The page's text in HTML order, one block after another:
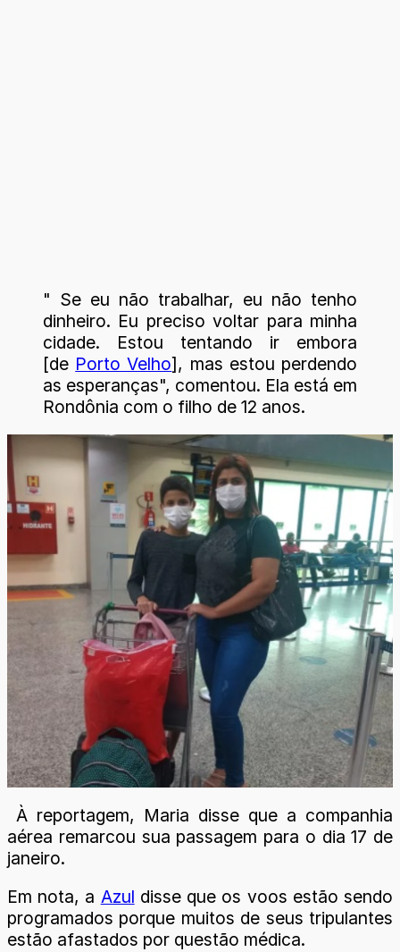
" Se eu não trabalhar, eu não tenho
dinheiro. Eu preciso voltar para minha
cidade. Estou tentando ir embora
[de Porto Velho], mas estou perdendo
as esperanças", comentou. Ela está em
Rondônia com o filho de 12 anos.
À reportagem, Maria disse que a companhia
aérea remarcou sua passagem para o dia 17 de
janeiro.
Em nota, a Azul disse que os voos estão sendo
programados porque muitos de seus tripulantes
estão afastados por questão médica.